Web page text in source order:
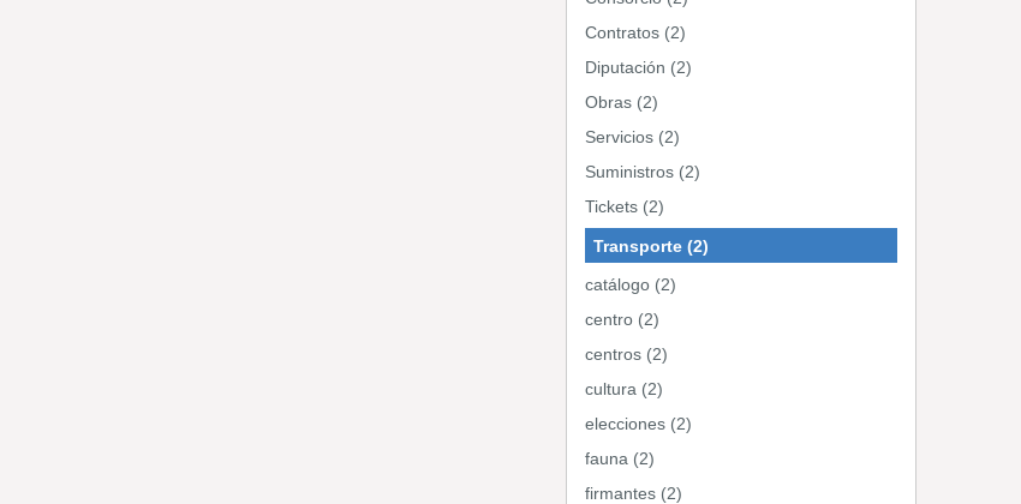
Contratos (2)
Diputación (2)
Obras (2)
Servicios (2)
Suministros (2)
Tickets (2)
Transporte (2)
catálogo (2)
centro (2)
centros (2)
cultura (2)
elecciones (2)
fauna (2)
firmantes (2)